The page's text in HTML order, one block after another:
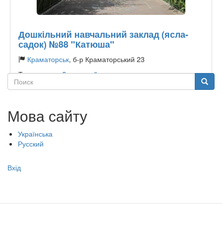
Дошкільний навчальний заклад (ясла-
садок) №88 "Катюша"
Краматорськ, б-р Краматорський 23
Тип садочку:Державний
Поиск Поиск
Мова сайту
Українська
Русский
Меню
записи
Вхід